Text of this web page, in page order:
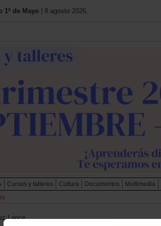
1º de Mayo | 8 agosto 2026.
Cursos y talleres Cultura Documentos Multimedia
Lance